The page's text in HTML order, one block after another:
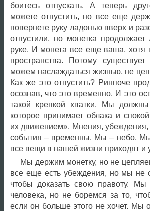
боитесь отпускать. А теперь
можете отпустить, но все еще
повернете руку ладонью вверх и
отпустили, но монетка
руке. И монета все еще ваша, хотя
пространства. Потому
можем наслаждаться жизнью, не
Как же это отпустить? Ринпоче
осознав, что это временно. И это
такой крепкой хватки. Мы
которое принимает облака и
их движением». Мнения,
события – временны. Мы – небо.
все вещи в нашей жизни приходят и
Мы держим монетку, но не
все еще есть убеждения, но мы не
чтобы доказать свою правоту.
человека, но не боремся за то,
если он больше этого не хочет. Мы